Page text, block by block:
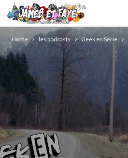
Home les podcasts Geek en Série